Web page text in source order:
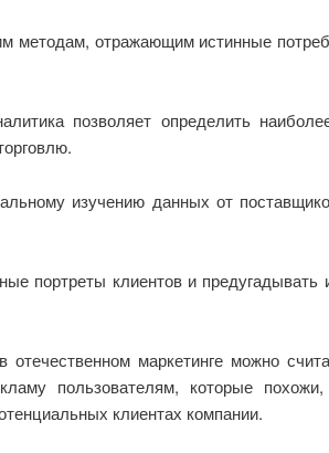
методам, отражающим истинные
позволяет определить
изучению данных от
портреты клиентов и
маркетинге можно
пользователям, которые
клиентах компании.